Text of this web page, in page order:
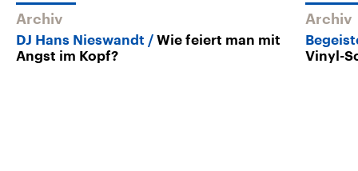
Archiv
DJ Hans Nieswandt
Wie feiert man mit
Angst im Kopf?
Archiv
Vinyl-